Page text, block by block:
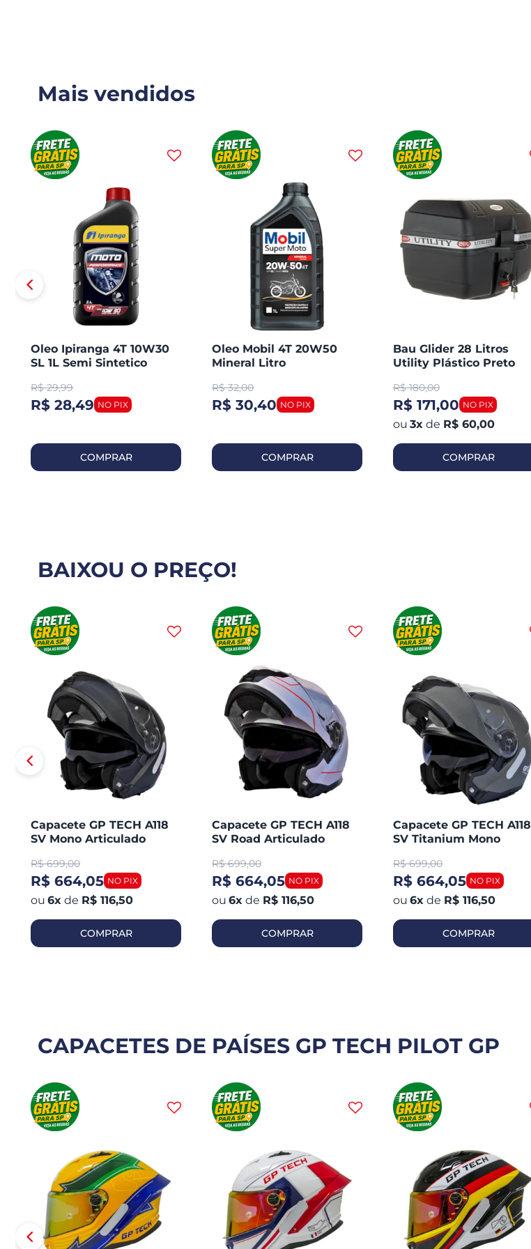
Mais vendidos
Oleo Ipiranga 4T 10W30
SL 1L Semi Sintetico
R$ 29,99
R$ 28,49
COMPRAR
Oleo Mobil 4T 20W50
Mineral Litro
R$ 32,00
R$ 30,40
COMPRAR
Bau Glider 28 Litros
Utility Plástico Preto
R$ 180,00
R$ 171,00
3x de R$ 60,00
COMPRAR
BAIXOU O PREÇO!
Capacete GP TECH A118
SV Mono Articulado
R$ 699,00
R$ 664,05
6x de R$ 116,50
COMPRAR
Capacete GP TECH A118
SV Road Articulado
R$ 699,00
R$ 664,05
6x de R$ 116,50
COMPRAR
Capacete GP TECH A118
SV Titanium Mono
Fosco
R$ 699,00
R$ 664,05
6x de R$ 116,50
COMPRAR
CAPACETES DE PAÍSES GP TECH PILOT GP